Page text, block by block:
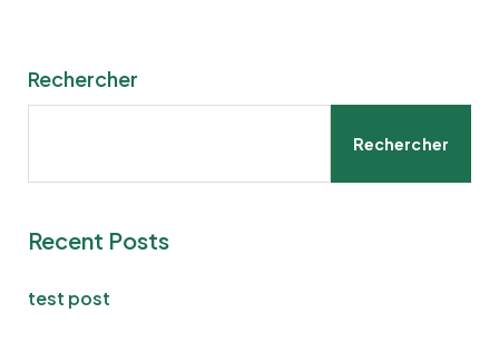
Rechercher
Rechercher
Recent Posts
test post